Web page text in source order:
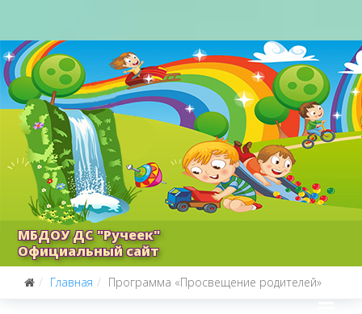
МБДОУ ДС "Ручеек"
Официальный сайт
Главная Программа «Просвещение родителей»